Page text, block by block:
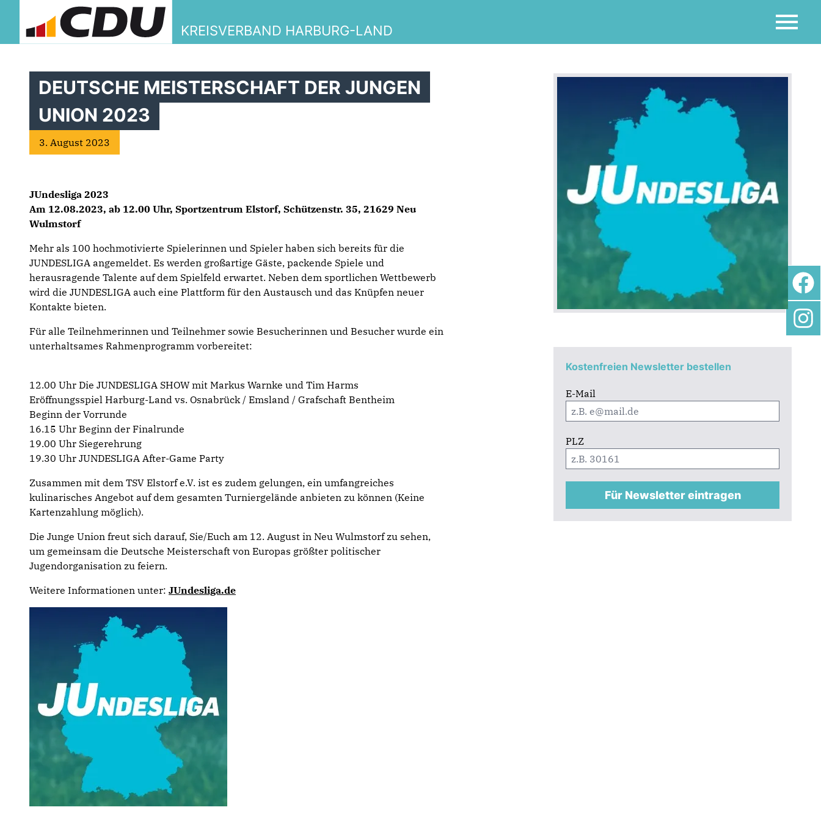
KREISVERBAND HARBURG-LAND
Kostenfreien Newsletter bestellen
E-Mail
PLZ
Für Newsletter eintragen
DEUTSCHE MEISTERSCHAFT DER JUNGEN
UNION 2023
3. August 2023
JUndesliga 2023
Am 12.08.2023, ab 12.00 Uhr, Sportzentrum Elstorf, Schützenstr. 35, 21629 Neu
Wulmstorf
Mehr als 100 hochmotivierte Spielerinnen und Spieler haben sich bereits für die
JUNDESLIGA angemeldet. Es werden großartige Gäste, packende Spiele und
herausragende Talente auf dem Spielfeld erwartet. Neben dem sportlichen Wettbewerb
wird die JUNDESLIGA auch eine Plattform für den Austausch und das Knüpfen neuer
Kontakte bieten.
Für alle Teilnehmerinnen und Teilnehmer sowie Besucherinnen und Besucher wurde ein
unterhaltsames Rahmenprogramm vorbereitet:
12.00 Uhr Die JUNDESLIGA SHOW mit Markus Warnke und Tim Harms
Eröffnungsspiel Harburg-Land vs. Osnabrück / Emsland / Grafschaft Bentheim
Beginn der Vorrunde
16.15 Uhr Beginn der Finalrunde
19.00 Uhr Siegerehrung
19.30 Uhr JUNDESLIGA After-Game Party
Zusammen mit dem TSV Elstorf e.V. ist es zudem gelungen, ein umfangreiches
kulinarisches Angebot auf dem gesamten Turniergelände anbieten zu können (Keine
Kartenzahlung möglich).
Die Junge Union freut sich darauf, Sie/Euch am 12. August in Neu Wulmstorf zu sehen,
um gemeinsam die Deutsche Meisterschaft von Europas größter politischer
Jugendorganisation zu feiern.
Weitere Informationen unter: JUndesliga.de